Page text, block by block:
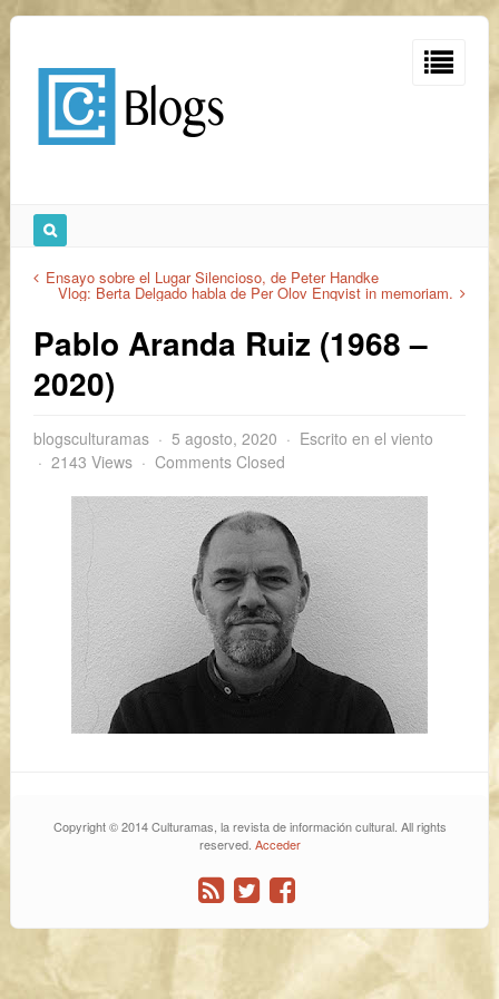
Ensayo sobre el Lugar Silencioso, de Peter Handke
Vlog: Berta Delgado habla de Per Olov Enqvist in memoriam.
Pablo Aranda Ruiz (1968 –
2020)​
blogsculturamas 5 agosto, 2020
Escrito en el viento
2143 Views
Comments Closed
Copyright © 2014 Culturamas, la revista de información cultural. All rights
reserved. Acceder